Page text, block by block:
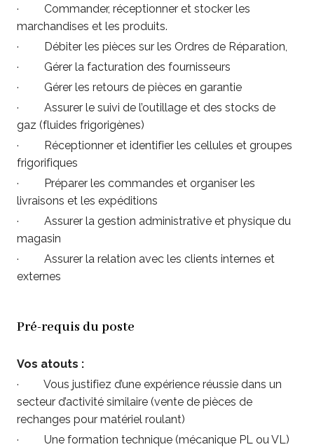
· Commander, réceptionner et stocker les
marchandises et les produits.
· Débiter les pièces sur les Ordres de Réparation,
· Gérer la facturation des fournisseurs
· Gérer les retours de pièces en garantie
· Assurer le suivi de l’outillage et des stocks de
gaz (fluides frigorigènes)
· Réceptionner et identifier les cellules et groupes
frigorifiques
· Préparer les commandes et organiser les
livraisons et les expéditions
· Assurer la gestion administrative et physique du
magasin
· Assurer la relation avec les clients internes et
externes
Pré-requis du poste
Vos atouts :
· Vous justifiez d’une expérience réussie dans un
secteur d’activité similaire (vente de pièces de
rechanges pour matériel roulant)
· Une formation technique (mécanique PL ou VL)